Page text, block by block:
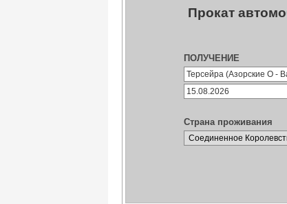
Прокат
ПОЛУЧЕНИЕ
Страна проживания